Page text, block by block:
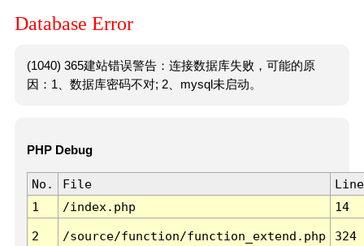
Database Error
(1040) 365建站错误警告：连接数据库失败，可能的原
因：1、数据库密码不对; 2、mysql未启动。
PHP Debug
No. File
Line
1
/index.php 14
2 /source/function/function_extend.php 324